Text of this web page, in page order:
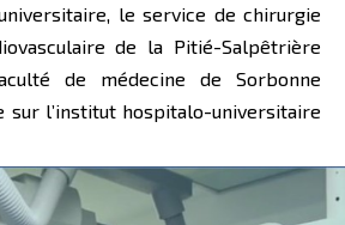
le service de chirurgie
de la Pitié-Salpêtrière
de médecine de Sorbonne
sur l’institut hospitalo-universitaire